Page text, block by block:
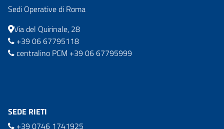
Sedi Operative di Roma
Via del Quirinale, 28
+39 06 67795118
centralino PCM +39 06 67795999
SEDE RIETI
+39 0746 1741925